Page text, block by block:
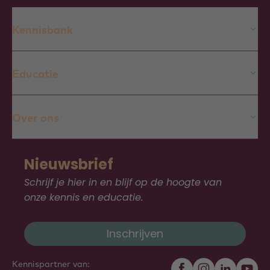
Kennisbank
Educatie
Over ons
Nieuwsbrief
Schrijf je hier in en blijf op de hoogte van
onze kennis en educatie.
Inschrijven
Kennispartner van: